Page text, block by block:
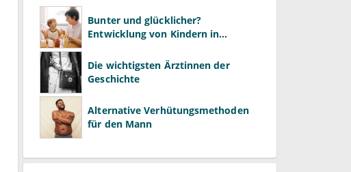
Bunter und glücklicher?
Entwicklung von Kindern in
Die wichtigsten Ärztinnen der
Geschichte
Alternative Verhütungsmethoden
für den Mann